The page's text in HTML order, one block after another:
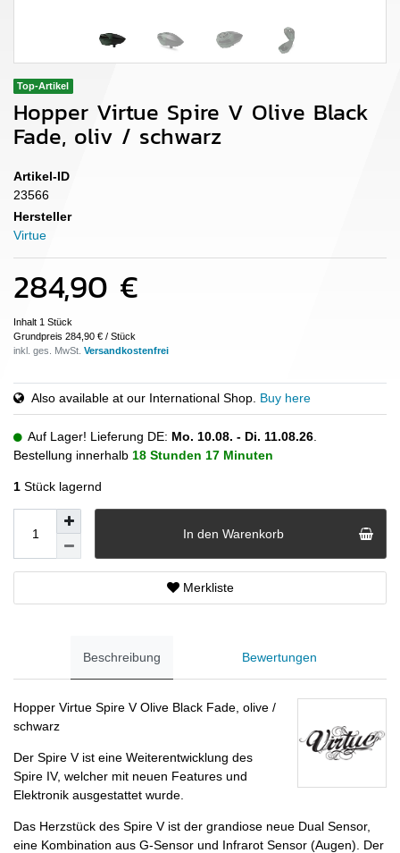
Top-Artikel
Hopper Virtue Spire V Olive Black
Fade, oliv / schwarz
Artikel-ID
23566
Hersteller
Virtue
284,90 €
Inhalt 1 Stück
Grundpreis 284,90 € / Stück
inkl. ges. MwSt.
Also available at our International Shop. Buy here
Auf Lager! Lieferung DE: Mo. 10.08. - Di. 11.08.26
Bestellung innerhalb 18 Stunden 17 Minuten
1 Stück lagernd
In den Warenkorb
Merkliste
Beschreibung Bewertungen
Hopper Virtue Spire V Olive Black Fade, olive /
schwarz
Der Spire V ist eine Weiterentwicklung des
Spire IV, welcher mit neuen Features und
Elektronik ausgestattet wurde.
Das Herzstück des Spire V ist der grandiose neue Dual Sensor,
eine Kombination aus G-Sensor und Infrarot Sensor (Augen). Der